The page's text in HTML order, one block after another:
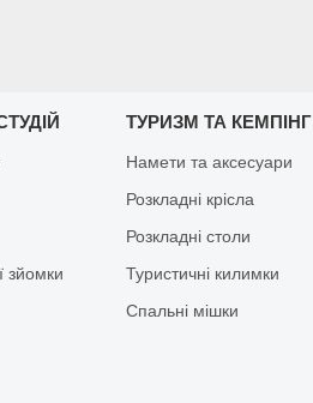
зйомки
ТУРИЗМ ТА КЕМПІНГ
Намети та аксесуари
Розкладні крісла
Розкладні столи
Туристичні килимки
Спальні мішки